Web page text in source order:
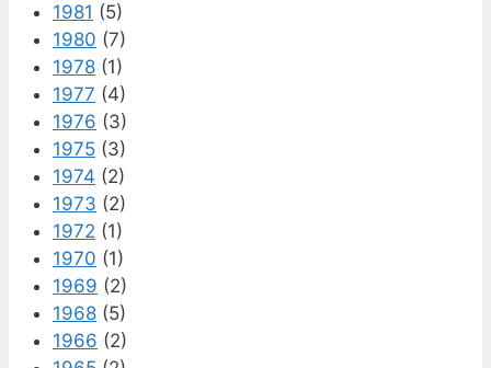
1981 (5)
1980 (7)
1978 (1)
1977 (4)
1976 (3)
1975 (3)
1974 (2)
1973 (2)
1972 (1)
1970 (1)
1969 (2)
1968 (5)
1966 (2)